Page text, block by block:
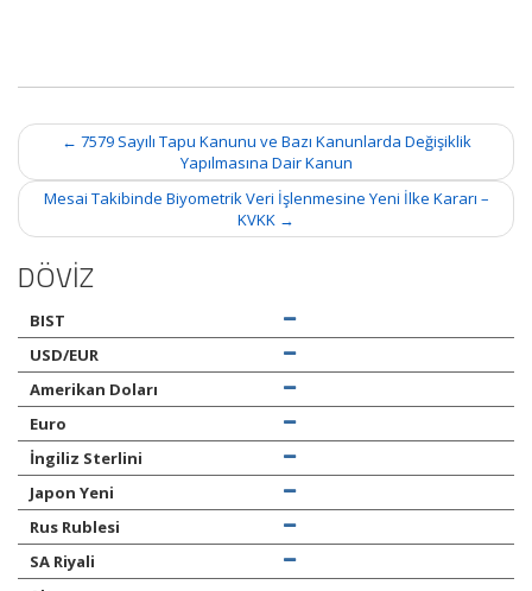
Post
navigation
← 7579 Sayılı Tapu Kanunu ve Bazı Kanunlarda Değişiklik
Yapılmasına Dair Kanun
Mesai Takibinde Biyometrik Veri İşlenmesine Yeni İlke Kararı –
KVKK →
DÖVİZ
BIST
USD/EUR
Amerikan Doları
Euro
İngiliz Sterlini
Japon Yeni
Rus Rublesi
SA Riyali